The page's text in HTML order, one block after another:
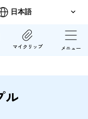
マイクリップ メニュー
ル